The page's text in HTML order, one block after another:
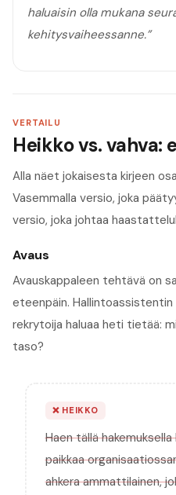
haluaisin olla mukana
kehitysvaiheessanne.”
VERTAILU
Heikko vs. vahva:
Alla näet jokaisesta kirjeen
Vasemmalla versio, joka
versio, joka johtaa
Avaus
Avauskappaleen tehtävä on
eteenpäin. Hallintoassistentin
rekrytoija haluaa heti tietää:
taso?
❌HEIKKO
Haen tällä
paikkaa
ahkera ammattilainen,